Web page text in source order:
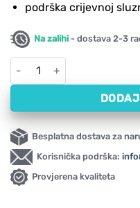
podrška crijevnoj
Na zalihi - dostava 2-3
Natrijev butirat –
Besplatna dostava za
Korisnička podrška:
Provjerena kvaliteta